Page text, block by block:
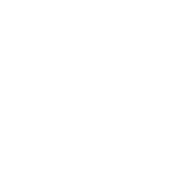
deze prijs echt top!